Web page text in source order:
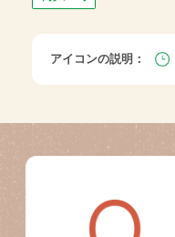
アイコンの説明：